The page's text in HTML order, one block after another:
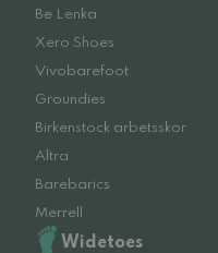
Be Lenka
Xero Shoes
Vivobarefoot
Groundies
Birkenstock arbetsskor
Altra
Barebarics
Merrell
Widetoes